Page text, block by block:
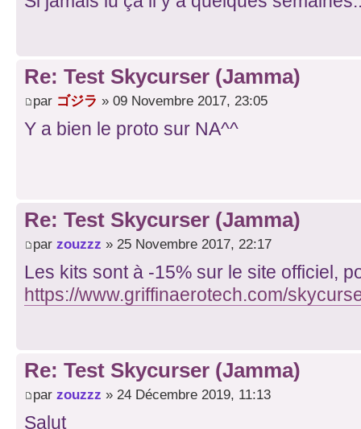
Re: Test Skycurser (Jamma)
par ゴジラ » 09 Novembre 2017, 23:05
Y a bien le proto sur NA^^
Re: Test Skycurser (Jamma)
par zouzzz » 25 Novembre 2017, 22:17
Les kits sont à -15% sur le site officiel,
https://www.griffinaerotech.com/
Re: Test Skycurser (Jamma)
par zouzzz » 24 Décembre 2019, 11:13
Salut